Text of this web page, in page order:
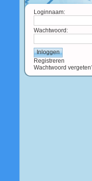
Loginnaam:
Wachtwoord:
Registreren
Wachtwoord